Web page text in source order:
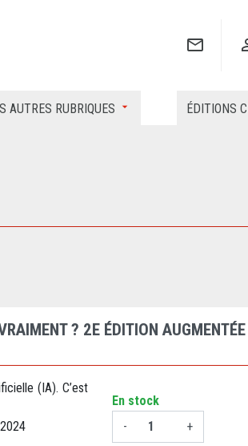

AUTRES RUBRIQUES ÉDITIONS
? 2E ÉDITION AUGMENTÉE
(IA). C’est
En stock
-
+